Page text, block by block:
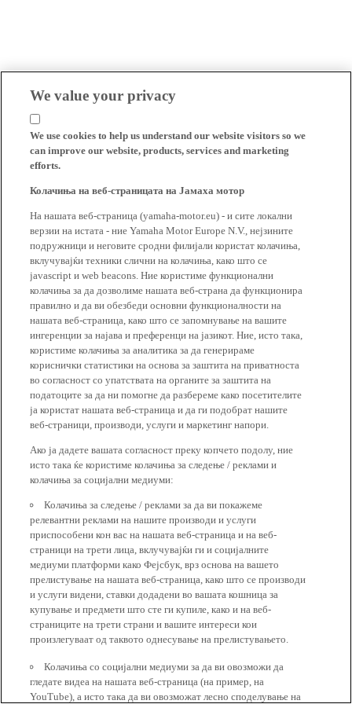
We value your privacy
We use cookies to help us understand our website visitors so we
can improve our website, products, services and marketing
efforts.
Колачиња на веб-страницата на Јамаха мотор
На нашата веб-страница (yamaha-motor.eu) - и сите локални
верзии на истата - ние Yamaha Motor Europe N.V., нејзините
подружници и неговите сродни филијали користат колачиња,
вклучувајќи техники слични на колачиња, како што се
javascript и web beacons. Ние користиме функционални
колачиња за да дозволиме нашата веб-страна да функционира
правилно и да ви обезбеди основни функционалности на
нашата веб-страница, како што се запомнување на вашите
ингеренции за најава и преференци на јазикот. Ние, исто така,
користиме колачиња за аналитика за да генерираме
кориснички статистики на основа за заштита на приватноста
во согласност со упатствата на органите за заштита на
податоците за да ни помогне да разбереме како посетителите
ја користат нашата веб-страница и да ги подобрат нашите
веб-страници, производи, услуги и маркетинг напори.
Ако ја дадете вашата согласност преку копчето подолу, ние
исто така ќе користиме колачиња за следење / реклами и
колачиња за социјални медиуми:
Колачиња за следење / реклами за да ви покажеме
релевантни реклами на нашите производи и услуги
приспособени кон вас на нашата веб-страница и на веб-
страници на трети лица, вклучувајќи ги и социјалните
медиуми платформи како Фејсбук, врз основа на вашето
прелистување на нашата веб-страница, како што се производи
и услуги видени, ставки додадени во вашата кошница за
купување и предмети што сте ги купиле, како и на веб-
страниците на трети страни и вашите интереси кои
произлегуваат од таквото однесување на прелистувањето.
Колачиња со социјални медиуми за да ви овозможи да
гледате видеа на нашата веб-страница (на пример, на
YouTube), а исто така да ви овозможат лесно споделување на